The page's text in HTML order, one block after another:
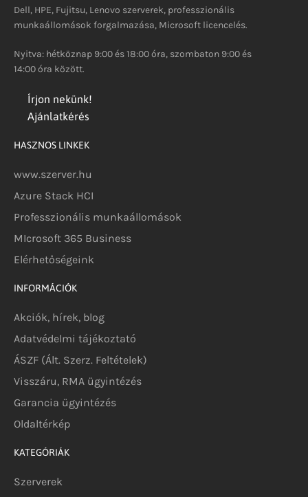
Dell, HPE, Fujitsu, Lenovo szerverek, professzionális
munkaállomások forgalmazása, Microsoft licencelés.
Nyitva: hétköznap 9:00 és 18:00 óra, szombaton 9:00 és
14:00 óra között.
Írjon nekünk!
Ajánlatkérés
HASZNOS LINKEK
www.szerver.hu
Azure Stack HCI
Professzionális munkaállomások
MIcrosoft 365 Business
Elérhetőségeink
INFORMÁCIÓK
Akciók, hírek, blog
Adatvédelmi tájékoztató
ÁSZF (Ált. Szerz. Feltételek)
Visszáru, RMA ügyintézés
Garancia ügyintézés
Oldaltérkép
KATEGÓRIÁK
Szerverek